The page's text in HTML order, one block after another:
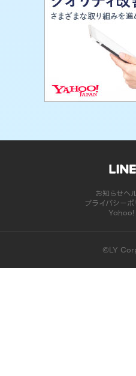
お知らせヘ
プライバシー
Yahoo!
©LY
このコンテンツは掲載が終了